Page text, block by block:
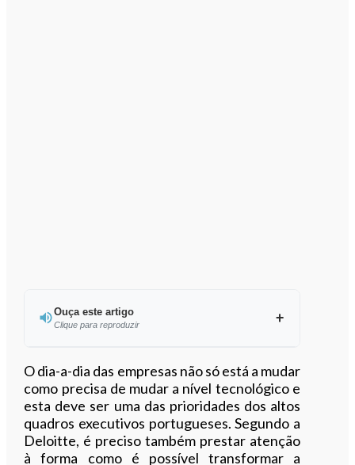
Ouça este artigo
Clique para reproduzir
Ouvir este artigo
O dia-a-dia das empresas não só está a mudar
como precisa de mudar a nível tecnológico e
esta deve ser uma das prioridades dos altos
quadros executivos portugueses. Segundo a
Deloitte, é preciso também prestar atenção
à forma como é possível transformar a